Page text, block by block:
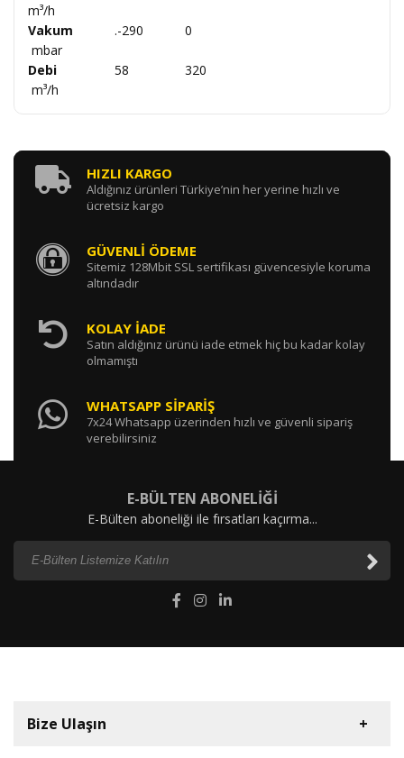
m³/h
Vakum
mbar
.-290 0
Debi
m³/h
58 320
HIZLI KARGO
Aldığınız ürünleri Türkiye’nin her yerine hızlı ve
ücretsiz kargo
GÜVENLİ ÖDEME
Sitemiz 128Mbit SSL sertifikası güvencesiyle koruma
altındadır
KOLAY İADE
Satın aldığınız ürünü iade etmek hiç bu kadar kolay
olmamıştı
WHATSAPP SİPARİŞ
7x24 Whatsapp üzerinden hızlı ve güvenli sipariş
verebilirsiniz
E-BÜLTEN ABONELİĞİ
E-Bülten aboneliği ile fırsatları kaçırma...
Bize Ulaşın